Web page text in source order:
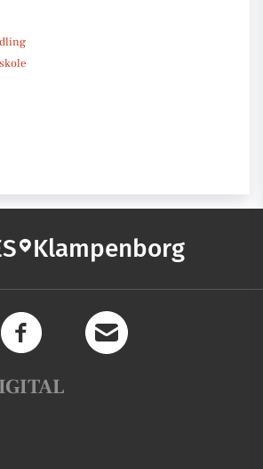
Klampenborg